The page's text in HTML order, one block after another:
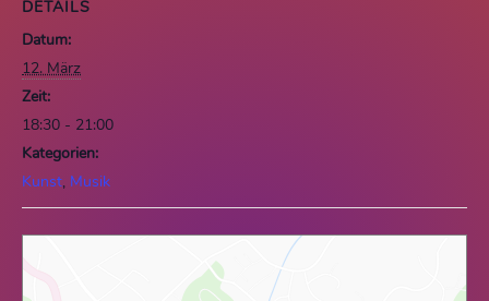
DETAILS
Datum:
12. März
Zeit:
18:30 - 21:00
Kategorien:
Kunst, Musik